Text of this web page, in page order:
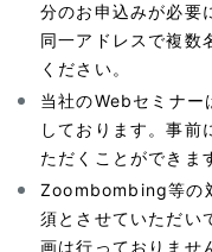
分のお申込みが必要
同一アドレスで複数
ください。
当社のWebセミナー
しております。事前
ただくことができま
Zoombombing等の
須とさせていただい
画は行っておりませ